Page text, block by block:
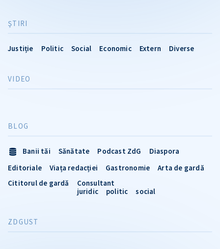
ŞTIRI
Justiție Politic Social Economic Extern Diverse
VIDEO
BLOG
Banii tăi Sănătate Podcast ZdG
Diaspora
Editoriale
Viața redacției Gastronomie
Arta de gardă
Cititorul de gardă
Consultant
juridic
politic social
ZDGUST